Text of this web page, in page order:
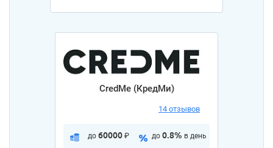
CredMe (КредМи)
14 отзывов
до 60000 ₽ до 0.8% в день